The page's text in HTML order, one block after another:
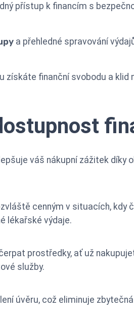
přístup k financím s
a přehledné spravování
získáte finanční svobodu a klid
váš nákupní zážitek
cenným v situacích, kdy
lékařské výdaje.
prostředky, ať už
služby.
úvěru, což eliminuje